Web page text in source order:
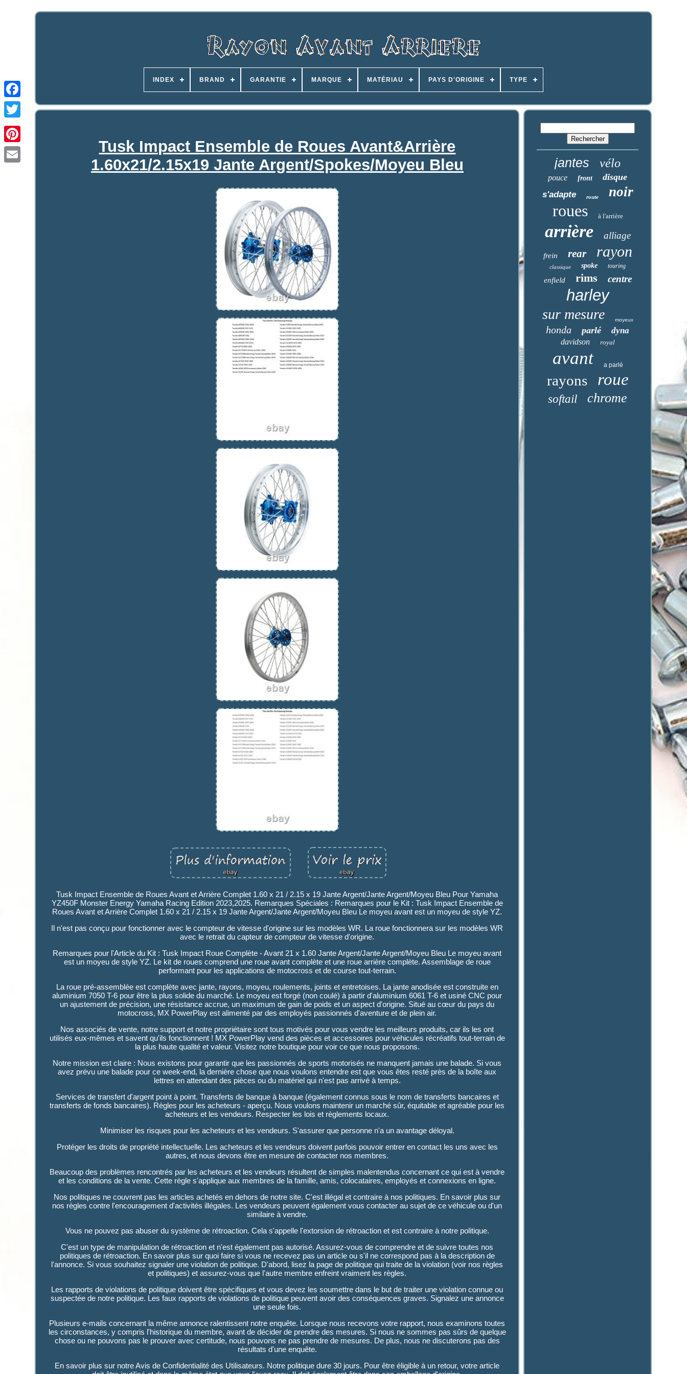
INDEX BRAND GARANTIE MARQUE MATÉRIAU PAYS D'ORIGINE TYPE
Tusk Impact Ensemble de Roues Avant&Arrière
1.60x21/2.15x19 Jante Argent/Spokes/Moyeu Bleu
Tusk Impact Ensemble de Roues Avant et Arrière Complet 1.60 x 21 / 2.15 x 19 Jante Argent/Jante Argent/Moyeu Bleu Pour Yamaha
YZ450F Monster Energy Yamaha Racing Edition 2023,2025. Remarques Spéciales : Remarques pour le Kit : Tusk Impact Ensemble de
Roues Avant et Arrière Complet 1.60 x 21 / 2.15 x 19 Jante Argent/Jante Argent/Moyeu Bleu Le moyeu avant est un moyeu de style YZ.
Il n'est pas conçu pour fonctionner avec le compteur de vitesse d'origine sur les modèles WR. La roue fonctionnera sur les modèles WR
avec le retrait du capteur de compteur de vitesse d'origine.
Remarques pour l'Article du Kit : Tusk Impact Roue Complète - Avant 21 x 1.60 Jante Argent/Jante Argent/Moyeu Bleu Le moyeu avant
est un moyeu de style YZ. Le kit de roues comprend une roue avant complète et une roue arrière complète. Assemblage de roue
performant pour les applications de motocross et de course tout-terrain.
La roue pré-assemblée est complète avec jante, rayons, moyeu, roulements, joints et entretoises. La jante anodisée est construite en
aluminium 7050 T-6 pour être la plus solide du marché. Le moyeu est forgé (non coulé) à partir d'aluminium 6061 T-6 et usiné CNC pour
un ajustement de précision, une résistance accrue, un maximum de gain de poids et un aspect d'origine. Situé au cœur du pays du
motocross, MX PowerPlay est alimenté par des employés passionnés d'aventure et de plein air.
Nos associés de vente, notre support et notre propriétaire sont tous motivés pour vous vendre les meilleurs produits, car ils les ont
utilisés eux-mêmes et savent qu'ils fonctionnent ! MX PowerPlay vend des pièces et accessoires pour véhicules récréatifs tout-terrain de
la plus haute qualité et valeur. Visitez notre boutique pour voir ce que nous proposons.
Notre mission est claire : Nous existons pour garantir que les passionnés de sports motorisés ne manquent jamais une balade. Si vous
avez prévu une balade pour ce week-end, la dernière chose que nous voulons entendre est que vous êtes resté près de la boîte aux
lettres en attendant des pièces ou du matériel qui n'est pas arrivé à temps.
Services de transfert d'argent point à point. Transferts de banque à banque (également connus sous le nom de transferts bancaires et
transferts de fonds bancaires). Règles pour les acheteurs - aperçu. Nous voulons maintenir un marché sûr, équitable et agréable pour les
acheteurs et les vendeurs. Respecter les lois et règlements locaux.
Minimiser les risques pour les acheteurs et les vendeurs. S'assurer que personne n'a un avantage déloyal.
Protéger les droits de propriété intellectuelle. Les acheteurs et les vendeurs doivent parfois pouvoir entrer en contact les uns avec les
autres, et nous devons être en mesure de contacter nos membres.
Beaucoup des problèmes rencontrés par les acheteurs et les vendeurs résultent de simples malentendus concernant ce qui est à vendre
et les conditions de la vente. Cette règle s'applique aux membres de la famille, amis, colocataires, employés et connexions en ligne.
Nos politiques ne couvrent pas les articles achetés en dehors de notre site. C'est illégal et contraire à nos politiques. En savoir plus sur
nos règles contre l'encouragement d'activités illégales. Les vendeurs peuvent également vous contacter au sujet de ce véhicule ou d'un
similaire à vendre.
Vous ne pouvez pas abuser du système de rétroaction. Cela s'appelle l'extorsion de rétroaction et est contraire à notre politique.
C'est un type de manipulation de rétroaction et n'est également pas autorisé. Assurez-vous de comprendre et de suivre toutes nos
politiques de rétroaction. En savoir plus sur quoi faire si vous ne recevez pas un article ou s'il ne correspond pas à la description de
l'annonce. Si vous souhaitez signaler une violation de politique. D'abord, lisez la page de politique qui traite de la violation (voir nos règles
et politiques) et assurez-vous que l'autre membre enfreint vraiment les règles.
Les rapports de violations de politique doivent être spécifiques et vous devez les soumettre dans le but de traiter une violation connue ou
suspectée de notre politique. Les faux rapports de violations de politique peuvent avoir des conséquences graves. Signalez une annonce
une seule fois.
Plusieurs e-mails concernant la même annonce ralentissent notre enquête. Lorsque nous recevons votre rapport, nous examinons toutes
les circonstances, y compris l'historique du membre, avant de décider de prendre des mesures. Si nous ne sommes pas sûrs de quelque
chose ou ne pouvons pas le prouver avec certitude, nous pouvons ne pas prendre de mesures. De plus, nous ne discuterons pas des
résultats d'une enquête.
En savoir plus sur notre Avis de Confidentialité des Utilisateurs. Notre politique dure 30 jours. Pour être éligible à un retour, votre article
jantes vélo
pouce front disque
s'adapte route noir
roues à l'arrière
arrière alliage
frein rear rayon
classique spoke touring
enfield rims centre
harley
sur mesure moyeux
honda parlé dyna
davidson royal
avant a parlé
rayons roue
softail chrome